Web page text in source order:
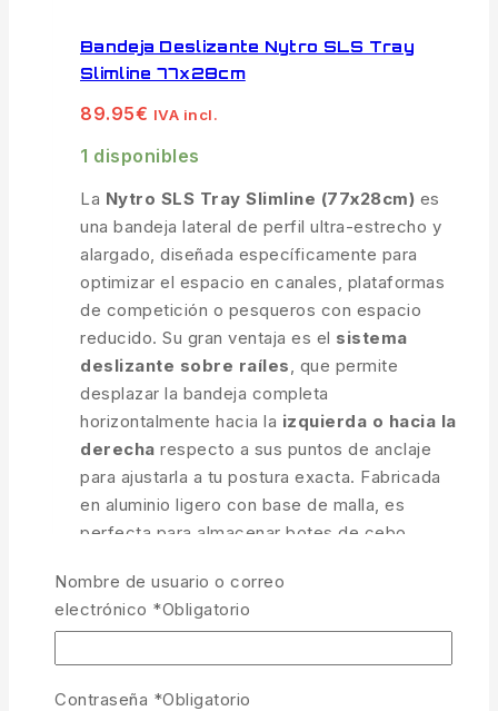
Bandeja Deslizante Nytro SLS Tray
Slimline 77x28cm
89.95€ IVA incl.
1 disponibles
La Nytro SLS Tray Slimline (77x28cm) es
una bandeja lateral de perfil ultra-estrecho y
alargado, diseñada específicamente para
optimizar el espacio en canales, plataformas
de competición o pesqueros con espacio
reducido. Su gran ventaja es el sistema
deslizante sobre raíles , que permite
desplazar la bandeja completa
horizontalmente hacia la izquierda o hacia la
derecha respecto a sus puntos de anclaje
para ajustarla a tu postura exacta. Fabricada
en aluminio ligero con base de malla, es
perfecta para almacenar botes de cebo,
ordenada.
Perfil Slimline (77×28 cm):Diseño
alargado y estrecho que ofrece una gran
Nombre de usuario o correo
electrónico *Obligatorio
Contraseña *Obligatorio